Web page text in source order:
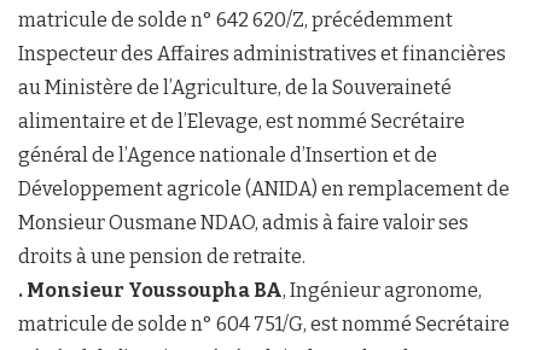
matricule de solde n° 642 620/Z, précédemment
Inspecteur des Affaires administratives et financières
au Ministère de l’Agriculture, de la Souveraineté
alimentaire et de l’Elevage, est nommé Secrétaire
général de l’Agence nationale d’Insertion et de
Développement agricole (ANIDA) en remplacement de
Monsieur Ousmane NDAO, admis à faire valoir ses
droits à une pension de retraite.
. Monsieur Youssoupha BA, Ingénieur agronome,
matricule de solde n° 604 751/G, est nommé Secrétaire